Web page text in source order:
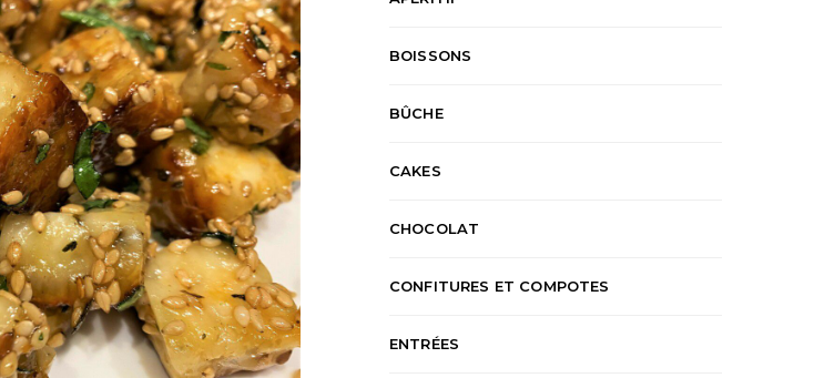
BOISSONS
BÛCHE
CAKES
CHOCOLAT
CONFITURES ET COMPOTES
ENTRÉES